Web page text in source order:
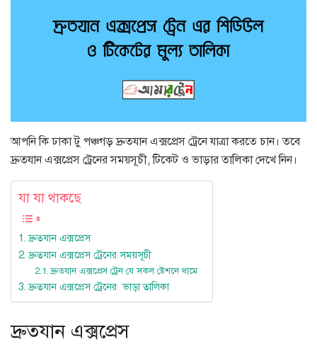
আপনি কি ঢাকা টু পঞ্চগড় দ্রুতযান এক্সপ্রেস ট্রেনে যাত্রা করতে চান। তবে
দ্রুতযান এক্সপ্রেস ট্রেনের সময়সূচী, টিকেট ও ভাড়ার তালিকা দেখে নিন।
যা যা থাকছে
দ্রুতযান এক্সপ্রেস
দ্রুতযান এক্সপ্রেস ট্রেনের সময়সূচী
দ্রুতযান এক্সপ্রেস ট্রেন যে সকল ষ্টেশনে থামে
দ্রুতযান এক্সপ্রেস ট্রেনের ভাড়া তালিকা
দ্রুতযান এক্সপ্রেস